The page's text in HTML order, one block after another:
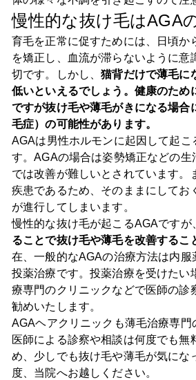
慢性的な抜け毛はAGA
育毛を正常に促すためには、日頃か
を矯正し、血流が滞らないように意
切です。しかし、猫背だけで薄毛に
低いといえるでしょう。健康のため
ですが抜け毛や薄毛がきになる場合
毛症）の可能性があります。
AGAは男性ホルモンに起因して起こ
す。AGAの場合は姿勢矯正などの生
では改善が難しいとされています。
疾患であるため、そのままにしてお
が進行してしまいます。
慢性的な抜け毛が起こるAGAですが
ることで抜け毛や薄毛を改善するこ
在、一般的なAGAの治療方法は内服
投薬治療です。投薬治療を受けたい
療専門のクリニックなどで医師の診
勧めいたします。
AGAヘアクリニックも薄毛治療専門
医師による診察や相談は何度でも無
め、少しでも抜け毛や薄毛が気にな
度、当院へお越しください。